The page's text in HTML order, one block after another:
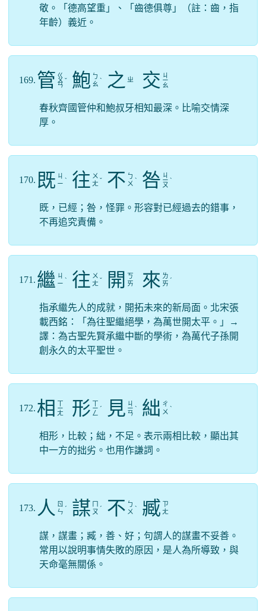
敬。「德高望重」、「齒德俱尊」（註：齒，指
年齡）義近。
169. 管 ㄍ
ㄨ
ㄢ
ˇ 鮑 ㄅ
ㄠ ˋ 之 ㄓ 交 ㄐ
ㄧ
ㄠ
春秋齊國管仲和鮑叔牙相知最深。比喻交情深
厚。
170. 既 ㄐ
ㄧ ˋ 往 ㄨ
ㄤ ˇ 不 ㄅ
ㄨ ˋ 咎 ㄐ
ㄧ
ㄡ
ˋ
既，已經；咎，怪罪。形容對已經過去的錯事，
不再追究責備。
171. 繼 ㄐ
ㄧ ˋ 往 ㄨ
ㄤ ˇ 開
ㄎ
ㄞ
來 ㄌ
ㄞ ˊ
指承繼先人的成就，開拓未來的新局面。北宋張
載西銘：「為往聖繼絕學，為萬世開太平。」→
譯：為古聖先賢承繼中斷的學術，為萬代子孫開
創永久的太平聖世。
172. 相 ㄧ
ㄤ 形 ㄧ
ㄥ
ˊ 見 ㄐ
ㄧ
ㄢ
ˋ 絀 ㄔ
ㄨ ˋ
相形，比較；絀，不足。表示兩相比較，顯出其
中一方的拙劣。也用作謙詞。
173. 人 ㄖ
ㄣ ˊ 謀 ㄡ ˊ 不 ㄅ
ㄨ ˋ 臧
ㄗ
ㄤ
謀，謀畫；臧，善、好；句謂人的謀畫不妥善。
常用以說明事情失敗的原因，是人為所導致，與
天命毫無關係。